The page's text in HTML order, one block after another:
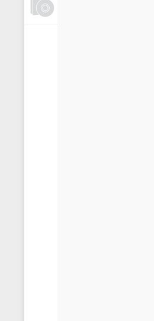
Счетчики, таймеры, тахометры